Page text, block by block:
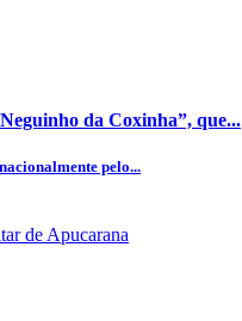
da Coxinha”, que...
pelo...